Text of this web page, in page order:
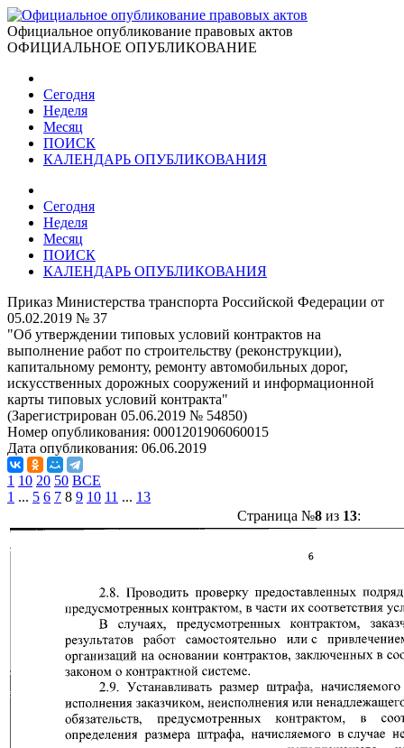
Официальное опубликование правовых актов
ОФИЦИАЛЬНОЕ ОПУБЛИКОВАНИЕ
Сегодня
Неделя
Месяц
ПОИСК
КАЛЕНДАРЬ ОПУБЛИКОВАНИЯ
Сегодня
Неделя
Месяц
ПОИСК
КАЛЕНДАРЬ ОПУБЛИКОВАНИЯ
Приказ Министерства транспорта Российской Федерации от
05.02.2019 № 37
"Об утверждении типовых условий контрактов на
выполнение работ по строительству (реконструкции),
капитальному ремонту, ремонту автомобильных дорог,
искусственных дорожных сооружений и информационной
карты типовых условий контракта"
(Зарегистрирован 05.06.2019 № 54850)
Номер опубликования: 0001201906060015
Дата опубликования: 06.06.2019
1 10 20 50 ВСЕ
1 ... 5 6 7 8 9 10 11 ... 13
Страница №8из 13: